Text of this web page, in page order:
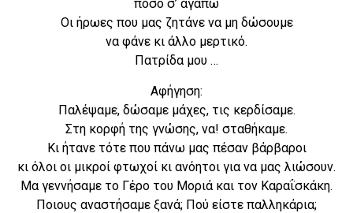
πόσο σ’ αγαπώ
Οι ήρωες που μας ζητάνε να μη δώσουμε
να φάνε κι άλλο μερτικό.
Πατρίδα μου …
Αφήγηση:
Παλέψαμε, δώσαμε μάχες, τις κερδίσαμε.
Στη κορφή της γνώσης, να! σταθήκαμε.
Κι ήτανε τότε που πάνω μας πέσαν βάρβαροι
κι όλοι οι μικροί φτωχοί κι ανόητοι για να μας λιώσουν.
Μα γεννήσαμε το Γέρο του Μοριά και τον Καραΐσκάκη.
Ποιους αναστήσαμε ξανά; Πού είστε παλληκάρια;